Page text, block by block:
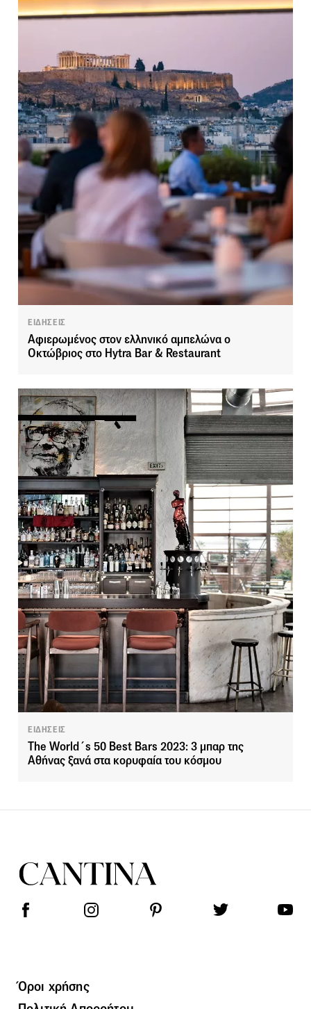
ΕΙΔΗΣΕΙΣ
Αφιερωμένος στον ελληνικό αμπελώνα ο
Οκτώβριος στο Hytra Bar & Restaurant
ΕΙΔΗΣΕΙΣ
The World´s 50 Best Bars 2023: 3 μπαρ της
Αθήνας ξανά στα κορυφαία του κόσμου
Όροι χρήσης